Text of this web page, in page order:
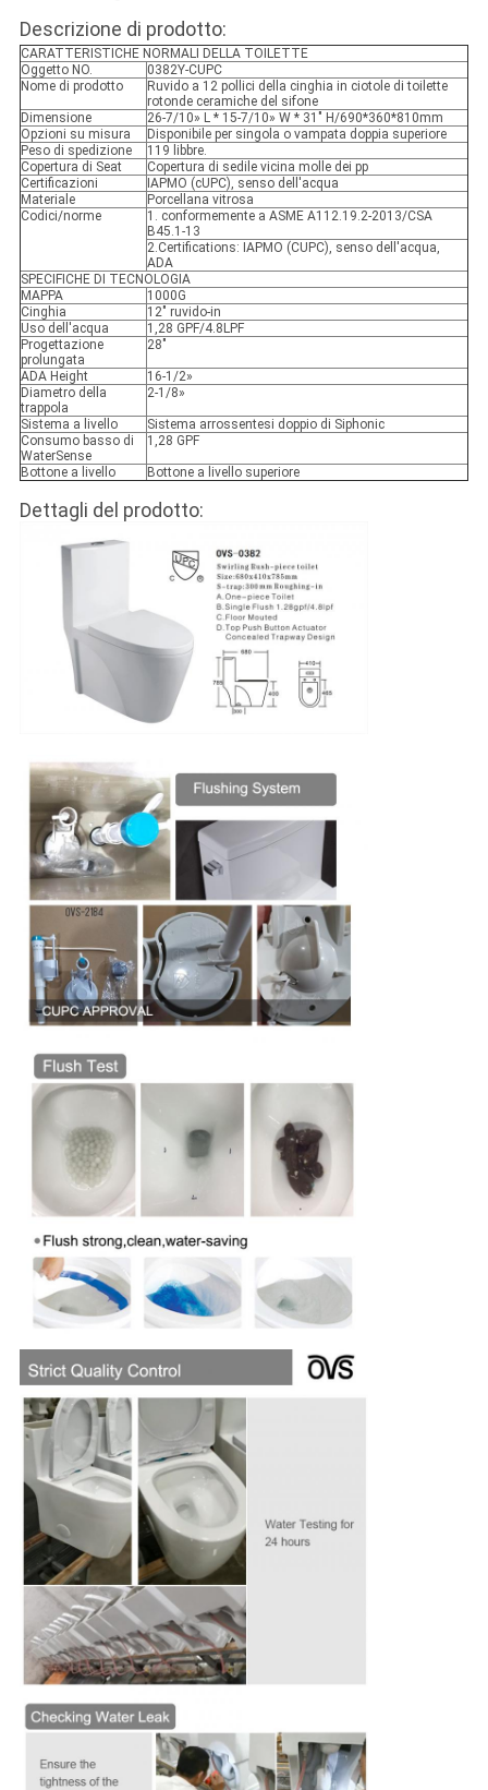
Lasciate un messaggio
Ti richiameremo presto!
Descrizione di prodotto:
CARATTERISTICHE NORMALI DELLA TOILETTE
Oggetto NO.
0382Y-CUPC
Nome di prodotto
Ruvido a 12 pollici della cinghia in ciotole di toilette
rotonde ceramiche del sifone
Dimensione
26-7/10» L * 15-7/10» W * 31" H/690*360*810mm
Opzioni su misura
Disponibile per singola o vampata doppia superiore
Peso di spedizione
119 libbre.
Copertura di Seat
Copertura di sedile vicina molle dei pp
Certificazioni
IAPMO (cUPC), senso dell'acqua
Materiale
Porcellana vitrosa
Codici/norme
1. conformemente a ASME A112.19.2-2013/CSA
B45.1-13
2.Certifications: IAPMO (CUPC), senso dell'acqua,
ADA
SPECIFICHE DI TECNOLOGIA
MAPPA
1000G
Cinghia
12" ruvido-in
Uso dell'acqua
1,28 GPF/4.8LPF
Progettazione
prolungata
28"
ADA Height
16-1/2»
Diametro della
trappola
2-1/8»
Sistema a livello
Sistema arrossentesi doppio di Siphonic
Consumo basso di
WaterSense
1,28 GPF
Bottone a livello Bottone a livello superiore
Dettagli del prodotto: